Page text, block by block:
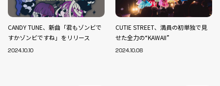
CANDY TUNE、新曲「君もゾンビで
すかゾンビですね」をリリース
2024.10.10
CUTIE STREET、満員の初単独で見
せた全力の“KAWAII”
2024.10.08